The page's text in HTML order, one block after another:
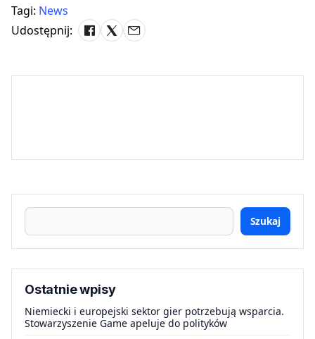
Tagi: News
Udostępnij:
Szukaj
Ostatnie wpisy
Niemiecki i europejski sektor gier potrzebują wsparcia.
Stowarzyszenie Game apeluje do polityków